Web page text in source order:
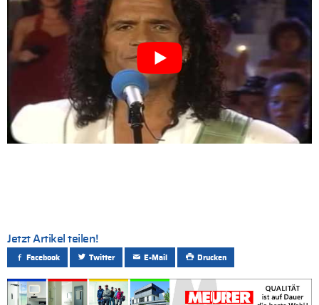
Jetzt Artikel teilen!
Facebook Twitter E-Mail Drucken